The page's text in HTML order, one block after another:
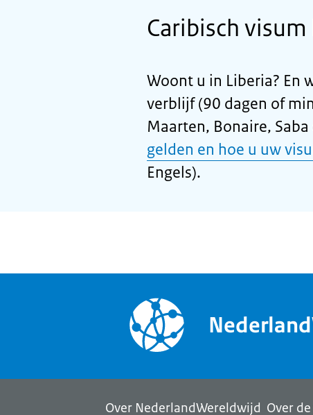
Caribisch
Woont u in Liberia? En
verblijf (90 dagen of
Maarten, Bonaire,
gelden en hoe u uw
Engels).
Over NederlandWereldwijd Over